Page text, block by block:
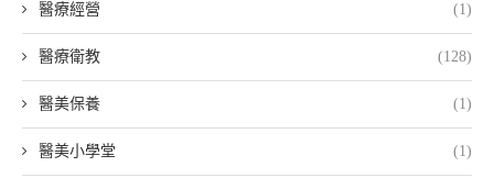
醫療經營 (1)
醫療衛教 (128)
醫美保養 (1)
醫美小學堂 (1)